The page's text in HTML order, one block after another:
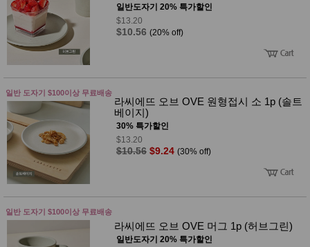
일반도자기 20% 특가할인
$13.20
$10.56 (20% off)
일반 도자기 $100이상 무료배송
라씨에뜨 오브 OVE 원형접시 소 1p (솔트
베이지)
30% 특가할인
$13.20
$10.56 $9.24 (30% off)
일반 도자기 $100이상 무료배송
라씨에뜨 오브 OVE 머그 1p (허브그린)
일반도자기 20% 특가할인